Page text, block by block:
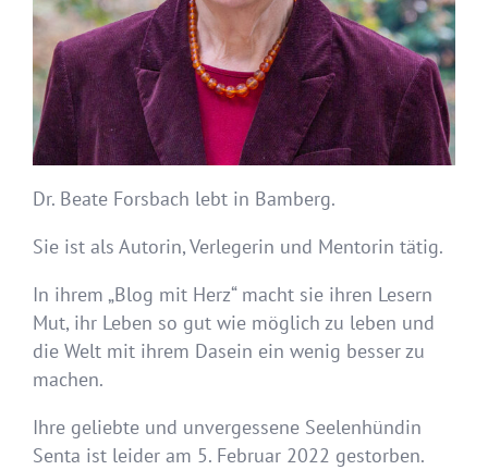
Dr. Beate Forsbach lebt in Bamberg.
Sie ist als Autorin, Verlegerin und Mentorin tätig.
In ihrem „Blog mit Herz“ macht sie ihren Lesern
Mut, ihr Leben so gut wie möglich zu leben und
die Welt mit ihrem Dasein ein wenig besser zu
machen.
Ihre geliebte und unvergessene Seelenhündin
Senta ist leider am 5. Februar 2022 gestorben.